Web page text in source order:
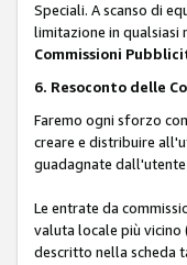
Speciali. A scanso di
limitazione in qualsiasi
Commissioni
6. Resoconto delle
Faremo ogni sforzo
creare e distribuire
guadagnate
Le entrate da
valuta locale più vicino
descritto nella scheda